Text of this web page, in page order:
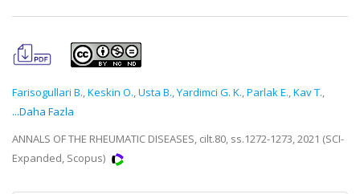
Farisogullari B.,Keskin O.,Usta B.,Yardimci G. K.,Parlak E.,Kav T.,
...Daha Fazla
ANNALS OF THE RHEUMATIC DISEASES, cilt.80, ss.1272-1273, 2021 (SCI-
Expanded, Scopus)